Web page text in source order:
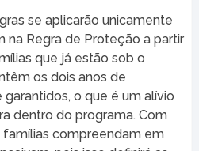
se aplicarão unicamente
na Regra de Proteção a partir
que já estão sob o
os dois anos de
o que é um alívio
dentro do programa. Com
famílias compreendam em